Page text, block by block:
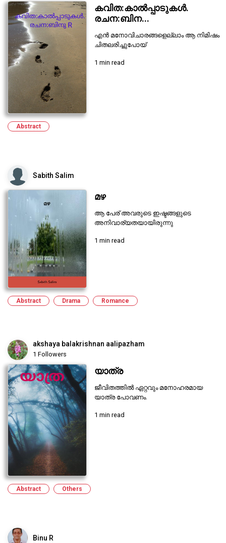
കവിത:കാൽപ്പാടുകൾ.
രചന:ബിന...
എൻ മനോവിചാരങ്ങളെല്ലാം ആ നിമിഷം
ചിതലരിച്ചുപോയ്
1 min read
Abstract
Sabith Salim
മഴ
ആ പേര് അവരുടെ ഇഷ്ടങ്ങളുടെ
അനിവാര്യതയായിരുന്നു
1 min read
Abstract Drama Romance
akshaya balakrishnan aalipazham
1 Followers
യാത്ര
ജീവിതത്തിൽ ഏറ്റവും മനോഹരമായ
യാത്ര പോവണം.
1 min read
Abstract Others
Binu R